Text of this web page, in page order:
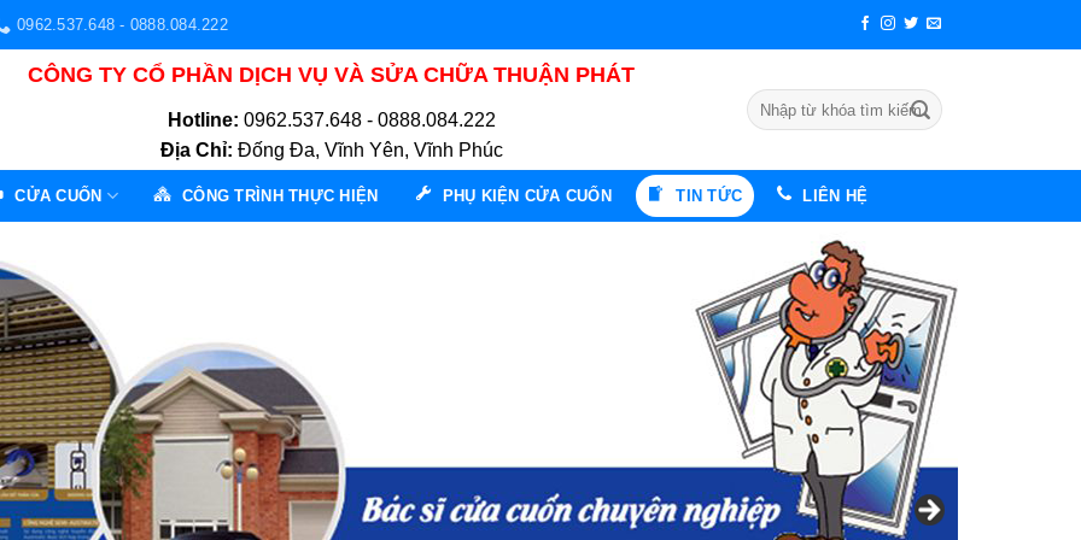
0962.537.648 - 0888.084.222
CÔNG TY CỔ PHẦN DỊCH VỤ VÀ SỬA CHỮA THUẬN PHÁT
Hotline: 0962.537.648 - 0888.084.222
Địa Chỉ: Đống Đa, Vĩnh Yên, Vĩnh Phúc
Tìm
kiếm:
CỬA CUỐN CÔNG TRÌNH THỰC HIỆN PHỤ KIỆN CỬA CUỐN TIN TỨC LIÊN HỆ